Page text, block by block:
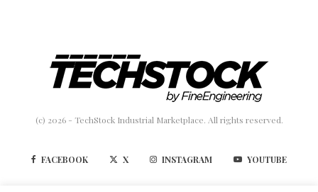
(c) 2026 - TechStock Industrial Marketplace. All rights reserved.
FACEBOOK X INSTAGRAM YOUTUBE